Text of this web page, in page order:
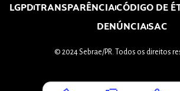
LGPDTRANSPARÊNCIACÓDIGO DE
DENÚNCIASAC
© 2024 Sebrae/PR. Todos os direitos